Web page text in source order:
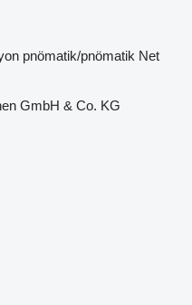
pnömatik/pnömatik Net
GmbH & Co. KG